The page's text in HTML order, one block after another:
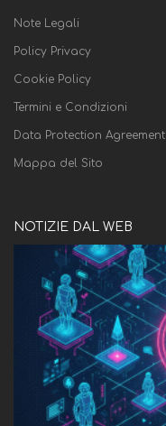
Note Legali
Policy Privacy
Cookie Policy
Termini e Condizioni
Data Protection Agreement
Mappa del Sito
NOTIZIE DAL WEB